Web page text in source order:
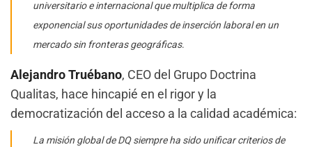
universitario e internacional que multiplica de forma
exponencial sus oportunidades de inserción laboral en un
mercado sin fronteras geográficas.
Alejandro Truébano, CEO del Grupo Doctrina
Qualitas, hace hincapié en el rigor y la
democratización del acceso a la calidad académica:
La misión global de DQ siempre ha sido unificar criterios de